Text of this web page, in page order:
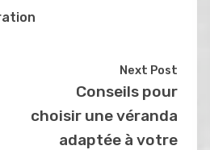
Next Post
Conseils pour
choisir une véranda
adaptée à votre